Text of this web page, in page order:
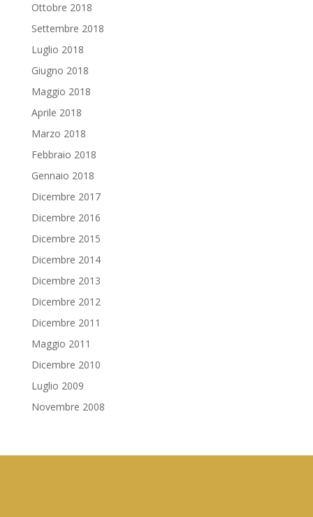
Ottobre 2018
Settembre 2018
Luglio 2018
Giugno 2018
Maggio 2018
Aprile 2018
Marzo 2018
Febbraio 2018
Gennaio 2018
Dicembre 2017
Dicembre 2016
Dicembre 2015
Dicembre 2014
Dicembre 2013
Dicembre 2012
Dicembre 2011
Maggio 2011
Dicembre 2010
Luglio 2009
Novembre 2008